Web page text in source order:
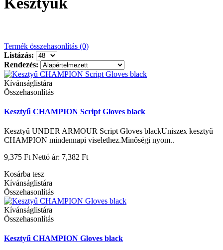
Termék összehasonlítás (0)
Listázás:
Rendezés:
Kívánságlistára
Összehasonlítás
Kesztyű CHAMPION Script Gloves black
Kesztyű UNDER ARMOUR Script Gloves blackUniszex kesztyű
CHAMPION mindennapi viselethez.Minőségi nyom..
9,375 Ft Nettó ár: 7,382 Ft
Kosárba tesz
Kívánságlistára
Összehasonlítás
Kívánságlistára
Összehasonlítás
Kesztyű CHAMPION Gloves black